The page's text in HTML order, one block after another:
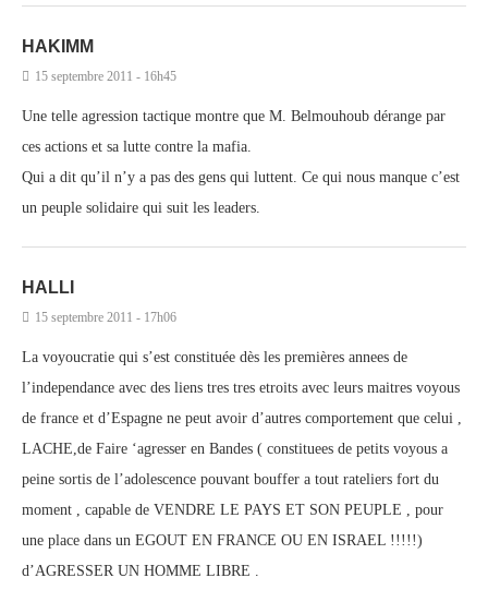
HAKIMM
15 septembre 2011 - 16h45
Une telle agression tactique montre que M. Belmouhoub dérange par
ces actions et sa lutte contre la mafia.
Qui a dit qu’il n’y a pas des gens qui luttent. Ce qui nous manque c’est
un peuple solidaire qui suit les leaders.
HALLI
15 septembre 2011 - 17h06
La voyoucratie qui s’est constituée dès les premières annees de
l’independance avec des liens tres tres etroits avec leurs maitres voyous
de france et d’Espagne ne peut avoir d’autres comportement que celui ,
LACHE,de Faire ‘agresser en Bandes ( constituees de petits voyous a
peine sortis de l’adolescence pouvant bouffer a tout rateliers fort du
moment , capable de VENDRE LE PAYS ET SON PEUPLE , pour
une place dans un EGOUT EN FRANCE OU EN ISRAEL !!!!!)
d’AGRESSER UN HOMME LIBRE .